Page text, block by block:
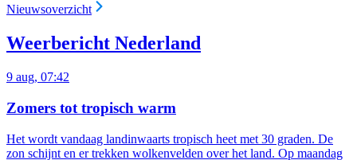
Nieuwsoverzicht
Weerbericht Nederland
9 aug, 07:42
Zomers tot tropisch warm
Het wordt vandaag landinwaarts tropisch heet met 30 graden. De
zon schijnt en er trekken wolkenvelden over het land. Op maandag